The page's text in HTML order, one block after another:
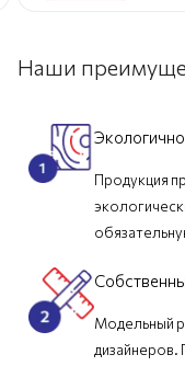
Наши
Продукция
Модельный
дизайнеров.